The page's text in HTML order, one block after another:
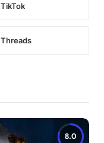
TikTok
Threads
8.0